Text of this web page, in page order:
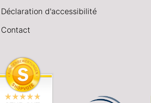
Déclaration d'accessibilité
Contact